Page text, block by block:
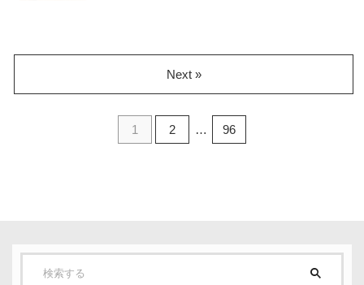
1 2 … 96
Next »